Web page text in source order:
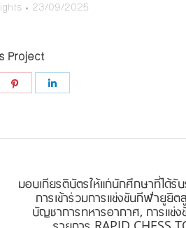
23/09/2025
Project
Share
Next
project:
มอบเกียรติบัตรให้แก่นักศึกษาที่ได้รั
การเข้าร่วมการแข่งขันกีฬายูยิ
บัญชาการทหารอากาศ, การแข่